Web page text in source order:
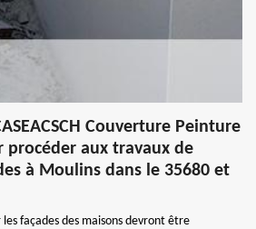
Couverture Peinture
procéder aux travaux de
à Moulins dans le 35680 et
façades des maisons devront être